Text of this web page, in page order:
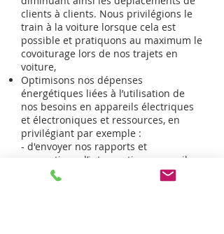
clients à clients. Nous privilégions le
train à la voiture lorsque cela est
possible et pratiquons au maximum le
covoiturage lors de nos trajets en
voiture,
Optimisons nos dépenses
énergétiques liées à l’utilisation de
nos besoins en appareils électriques
et électroniques et ressources, en
privilégiant par exemple :
- d'envoyer nos rapports et
conventions d’intervention par mail
plutôt que les transmettre sur papiers
imprimés.